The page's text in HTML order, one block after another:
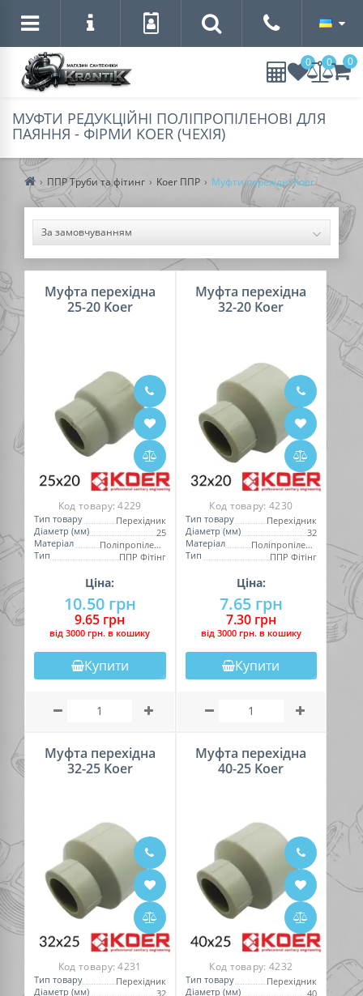
0 0 0
МУФТИ РЕДУКЦІЙНІ ПОЛІПРОПІЛЕНОВІ ДЛЯ
ПАЯННЯ - ФІРМИ KOER (ЧЕХІЯ)
ППР Труби та фітинг Koer ППР Муфти перехідні Koer
Муфта перехідна
25-20 Koer
Код товару:4229
Тип товару
Перехідник
Діаметр (мм)
25
Матеріал
Поліпропілен (PPR)
Тип
ППР Фітінг
Ціна:
10.50 грн
9.65 грн
вiд 3000 грн. в кошику
Купити
Муфта перехідна
32-20 Koer
Код товару: 4230
Тип товару
Перехідник
Діаметр (мм)
32
Матеріал
Поліпропілен (PPR)
Тип
ППР Фітінг
Ціна:
7.65 грн
7.30 грн
вiд 3000 грн. в кошику
Купити
Муфта перехідна
32-25 Koer
Код товару:4231
Тип товару
Перехідник
Діаметр (мм)
32
Муфта перехідна
40-25 Koer
Код товару: 4232
Тип товару
Перехідник
Діаметр (мм)
40